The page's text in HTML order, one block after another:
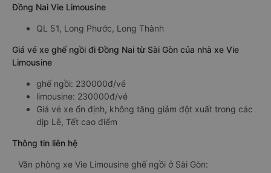
Đồng Nai Vie Limousine
QL 51, Long Phước, Long Thành
Giá vé xe ghế ngồi đi Đồng Nai từ Sài Gòn của nhà xe Vie
Limousine
ghế ngồi: 230000đ/vé
limousine: 230000đ/vé
Giá vé xe ổn định, không tăng giảm đột xuất trong các
dịp Lễ, Tết cao điểm
Thông tin liên hệ
Văn phòng xe Vie Limousine ghế ngồi ở Sài Gòn: